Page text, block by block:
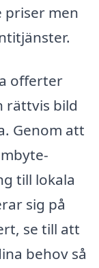
men
offerter
rättvis bild
Genom att
till lokala
sig på
se till att
behov så